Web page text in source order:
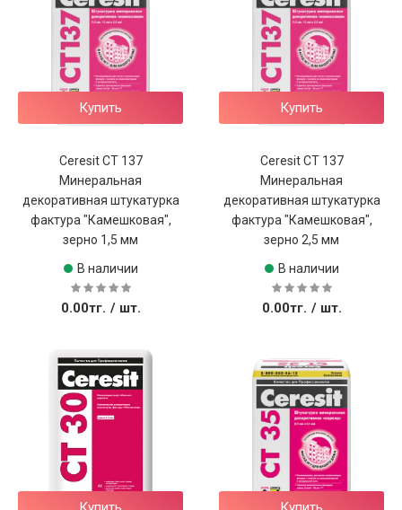
Купить
Ceresit CT 137
Минеральная
декоративная штукатурка
фактура "Камешковая",
зерно 1,5 мм
В наличии
0.00тг. / шт.
Купить
Ceresit CT 137
Минеральная
декоративная штукатурка
фактура "Камешковая",
зерно 2,5 мм
В наличии
0.00тг. / шт.